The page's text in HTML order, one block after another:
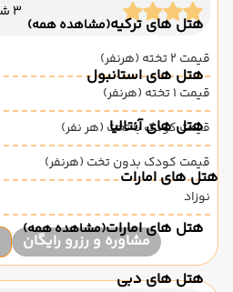
هتل های ترکیه(مشاهده همه)
هتل های استانبول
هتل های آنتالیا
هتل های امارات
هتل های امارات(مشاهده همه)
هتل های دبی
3 شب
قیمت 2 تخته (هرنفر)
قیمت 1 تخته (هرنفر)
قیمت کودک با تخت (هر نفر)
قیمت کودک بدون تخت (هرنفر)
نوزاد
مشاوره و رزرو رایگان